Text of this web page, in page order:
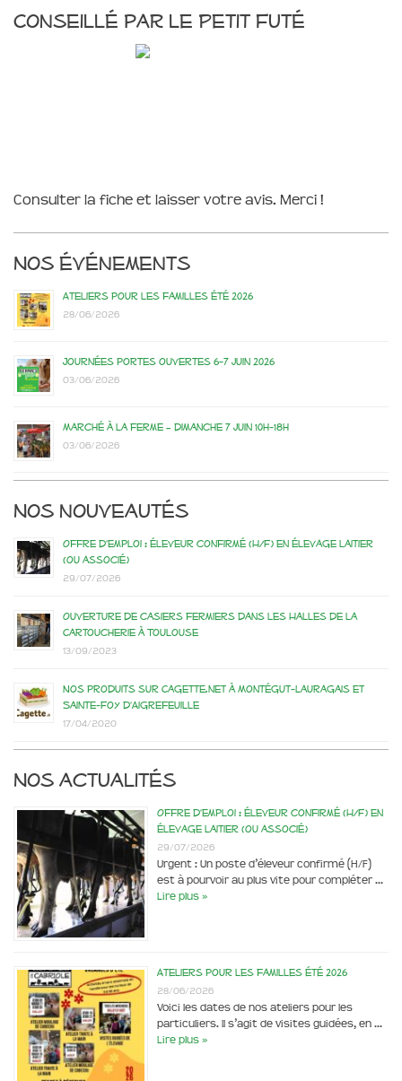
Conseillé par le Petit Futé
Consulter la fiche et laisser votre avis. Merci !
Nos événements
Ateliers pour les familles été 2026
28/06/2026
Journées portes ouvertes 6-7 juin 2026
03/06/2026
Marché à la ferme – dimanche 7 juin 10h-18h
03/06/2026
Nos nouveautés
Offre d’emploi : éleveur confirmé (H/F) en élevage laitier
(ou associé)
29/07/2026
Ouverture de casiers fermiers dans les Halles de la
Cartoucherie à Toulouse
13/09/2023
Nos produits sur Cagette.net à Montégut-Lauragais et
Sainte-Foy d’Aigrefeuille
17/04/2020
Nos actualités
Offre d’emploi : éleveur confirmé (H/F) en
élevage laitier (ou associé)
29/07/2026
Urgent : Un poste d’éleveur confirmé (H/F)
est à pourvoir au plus vite pour compléter …
Lire plus »
Ateliers pour les familles été 2026
28/06/2026
Voici les dates de nos ateliers pour les
particuliers. Il s’agit de visites guidées, en …
Lire plus »